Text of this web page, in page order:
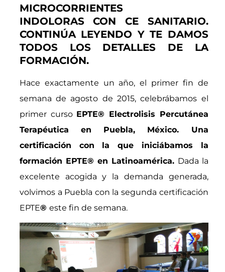
MICROCORRIENTES
INDOLORAS CON CE SANITARIO.
CONTINÚA LEYENDO Y TE DAMOS
TODOS LOS DETALLES DE LA
FORMACIÓN.
Hace exactamente un año, el primer fin de
semana de agosto de 2015, celebrábamos el
primer curso EPTE® Electrolisis Percutánea
Terapéutica en Puebla, México. Una
certificación con la que iniciábamos la
formación EPTE® en Latinoamérica. Dada la
excelente acogida y la demanda generada,
volvimos a Puebla con la segunda certificación
EPTE® este fin de semana.